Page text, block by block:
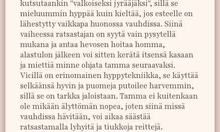
kutsutaankin "valkoiseksi jyrääjäksi", sillä se
mieluummin hyppää kuin kieltää, jos esteelle on
lähestytty vaikkapa huonossa vauhdissa. Siinä
vaiheessa ratsastajan on syytä vain pysytellä
mukana ja antaa hevosen hoitaa homma,
alastulon jälkeen voi sitten kerätä itsensä kasaan
ja miettiä minne ohjata tamma seuraavaksi.
Vicillä on erinomainen hyppytekniikka, se käyttää
selkäänsä hyvin ja puomeja putoilee harvemmin,
sillä se on tarkka jaloistaan. Tamma ei kuitenkaan
ole mikään älyttömän nopea, joten siinä missä
vauhdissa hävitään, voi aikaa säästää
ratsastamalla lyhyitä ja tiukkoja reittejä.